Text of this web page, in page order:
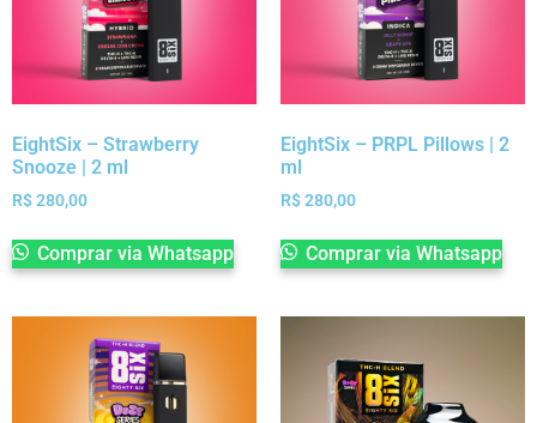
EightSix – Strawberry
Snooze | 2 ml
R$280,00
Comprar via Whatsapp
EightSix – PRPL Pillows | 2
ml
R$280,00
Comprar via Whatsapp